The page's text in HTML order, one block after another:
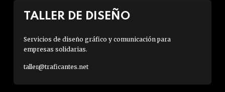
TALLER DE DISEÑO
Servicios de diseño gráfico y comunicación para
empresas solidarias.
taller@traficantes.net